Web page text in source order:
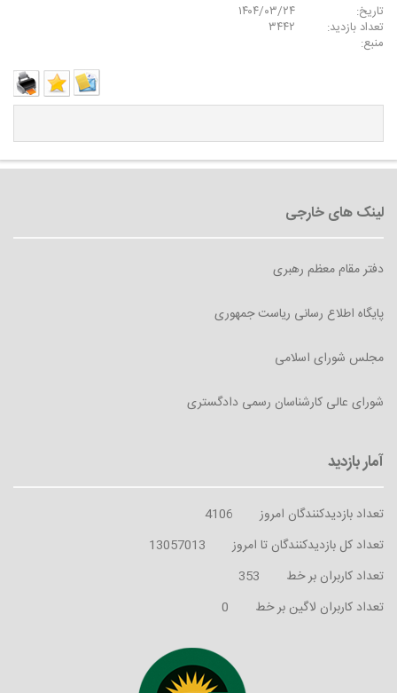
تاریخ:
۱۴۰۴/۰۳/۲۴
تعداد بازدید:
۳۴۴۲
منبع:
دفتر مقام معظم رهبری
پایگاه اطلاع رسانی ریاست جمهوری
مجلس شورای اسلامی
شورای عالی کارشناسان رسمی دادگستری
تعداد بازدیدکنندگان امروز
4106
تعداد کل بازدیدکنندگان تا امروز
13057013
تعداد کاربران بر خط
353
تعداد کاربران لاگین بر خط
0